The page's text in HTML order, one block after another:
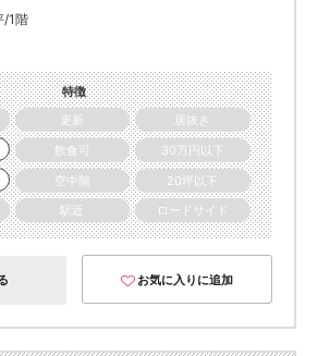
/1階
特徴
更新
居抜き
飲食可
30万円以下
空中階
20坪以下
駅近 ロードサイド
お気に入りに追加